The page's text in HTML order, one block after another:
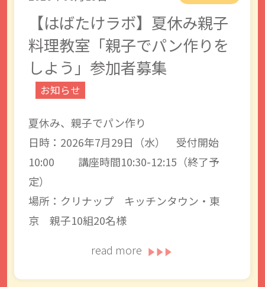
【はばたけラボ】夏休み親子
料理教室「親子でパン作りを
しよう」参加者募集
お知らせ
夏休み、親子でパン作り
日時：2026年7月29日（水） 受付開始
10:00 講座時間10:30-12:15（終了予
定）
場所：クリナップ キッチンタウン・東
京 親子10組20名様
read more